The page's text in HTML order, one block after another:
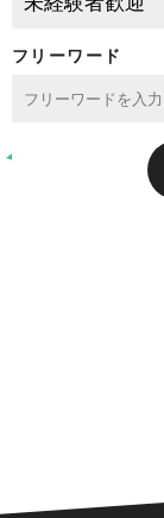
フリーワード